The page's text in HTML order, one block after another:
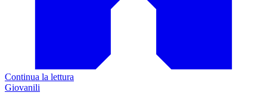
Continua la lettura
Giovanili